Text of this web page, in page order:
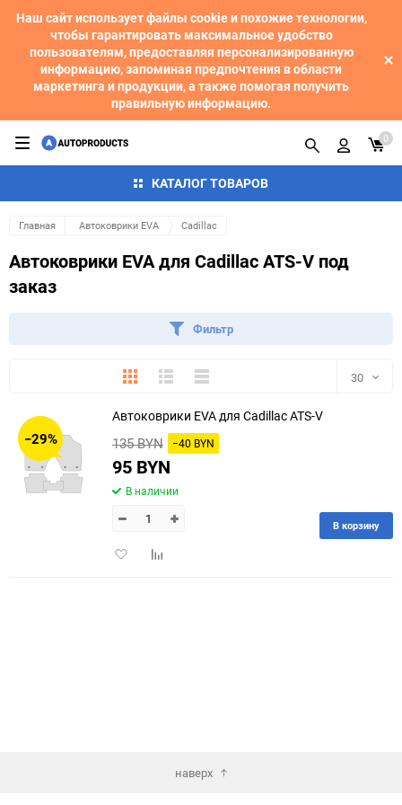
Наш сайт использует файлы cookie и похожие технологии,
чтобы гарантировать максимальное удобство
пользователям, предоставляя персонализированную
информацию, запоминая предпочтения в области
маркетинга и продукции, а также помогая получить
правильную информацию.
КАТАЛОГ ТОВАРОВ
0
Главная Автоковрики EVA Cadillac
Автоковрики EVA для Cadillac ATS-V под
заказ
Фильтр
ПлиткаПодробноКомпактно 30
150
−29%
Автоковрики EVA для Cadillac ATS-V
135 BYN −40 BYN
95 BYN
В наличии
ДобавитьДобавить
В корзину
наверх